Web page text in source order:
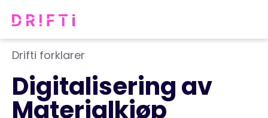
Drifti forklarer
Digitalisering av
Materialkjøp